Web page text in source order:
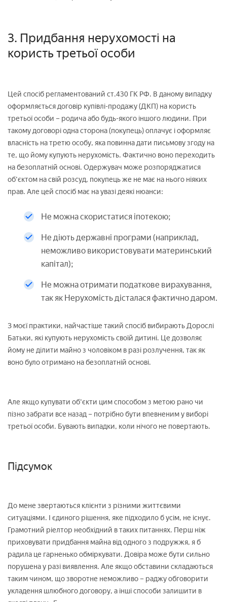
3. Придбання нерухомості на
користь третьої особи
Цей спосіб регламентований ст.430 ГК РФ. В даному випадку
оформляється договір купівлі-продажу (ДКП) на користь
третьої особи – родича або будь-якого іншого людини. При
такому договорі одна сторона (покупець) оплачує і оформляє
власність на третю особу, яка повинна дати письмову згоду на
те, що йому купують нерухомість. Фактично воно переходить
на безоплатній основі. Одержувач може розпоряджатися
об'єктом на свій розсуд, покупець же не має на нього ніяких
прав. Але цей спосіб має на увазі деякі нюанси:
Не можна скористатися іпотекою;
Не діють державні програми (наприклад,
неможливо використовувати материнський
капітал);
Не можна отримати податкове вирахування,
так як Нерухомість дісталася фактично даром.
З моєї практики, найчастіше такий спосіб вибирають Дорослі
Батьки, які купують нерухомість своїй дитині. Це дозволяє
йому не ділити майно з чоловіком в разі розлучення, так як
воно було отримано на безоплатній основі.
Але якщо купувати об'єкти цим способом з метою рано чи
пізно забрати все назад – потрібно бути впевненим у виборі
третьої особи. Бувають випадки, коли нічого не повертають.
Підсумок
До мене звертаються клієнти з різними життєвими
ситуаціями. І єдиного рішення, яке підходило б усім, не існує.
Грамотний ріелтор необхідний в таких питаннях. Перш ніж
приховувати придбання майна від одного з подружжя, я б
радила це гарненько обміркувати. Довіра може бути сильно
порушена у разі виявлення. Але якщо обставини складаються
таким чином, що зворотне неможливо – раджу обговорити
укладення шлюбного договору, а інші способи залишити в